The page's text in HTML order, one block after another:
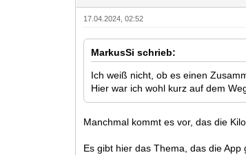
17.04.2024, 02:52
MarkusSi schrieb:
Ich weiß nicht, ob es einen
Hier war ich wohl kurz auf dem
Manchmal kommt es vor, das die
Es gibt hier das Thema, das die